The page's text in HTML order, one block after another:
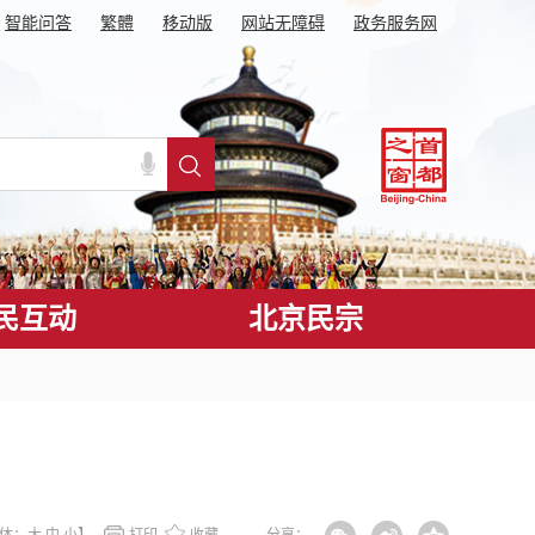
智能问答 繁體 移动版 网站无障碍 政务服务网
互动 北京民宗